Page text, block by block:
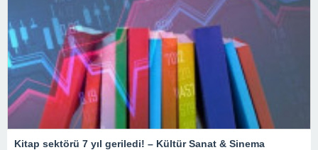
Kitap sektörü 7 yıl geriledi! – Kültür Sanat & Sinema